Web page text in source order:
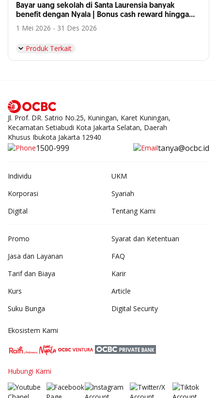
Bayar uang sekolah di Santa Laurensia banyak
benefit dengan Nyala | Bonus cash reward hingga
Rp500 Ribu | Cicilan 0% hingga 12 Bulan
1 Mei 2026 - 31 Des 2026
Produk Terkait
Jl. Prof. DR. Satrio No.25, Kuningan, Karet Kuningan,
Kecamatan Setiabudi Kota Jakarta Selatan, Daerah
Khusus Ibukota Jakarta 12940
1500-999 tanya@ocbc.id
Individu
UKM
Korporasi
Syariah
Digital
Tentang Kami
Promo
Jasa dan Layanan
Tarif dan Biaya
Kurs
Suku Bunga
Syarat dan Ketentuan
FAQ
Karir
Article
Digital Security
Ekosistem Kami
Hubungi Kami